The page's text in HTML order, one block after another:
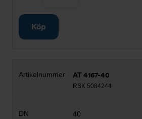
Köp
AT 4167-40
RSK 5084244
40